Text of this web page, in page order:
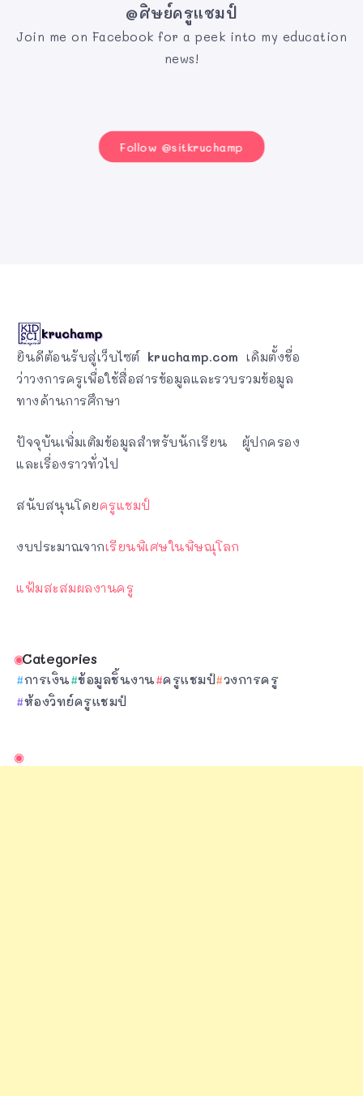
@ศิษย์ครูแชมป์
Join me on Facebook for a peek into my education
news!
Follow @sitkruchamp
ยินดีต้อนรับสู่เว็บไซต์ kruchamp.com เดิมตั้งชื่อ
ว่าวงการครูเพื่อใช้สื่อสารข้อมูลและรวบรวมข้อมูล
ทางด้านการศึกษา
ปัจจุบันเพิ่มเติมข้อมูลสำหรับนักเรียน ผู้ปกครอง
และเรื่องราวทั่วไป
สนับสนุนโดยครูแชมป์
งบประมาณจากเรียนพิเศษในพิษณุโลก
แฟ้มสะสมผลงานครู
Categories
การเงิน ข้อมูลชิ้นงาน ครูแชมป์ วงการครู
ห้องวิทย์ครูแชมป์